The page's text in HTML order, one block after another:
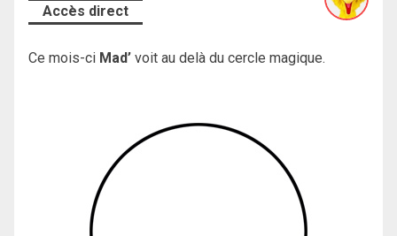
Accès direct
Ce mois-ci Mad’ voit au delà du cercle magique.